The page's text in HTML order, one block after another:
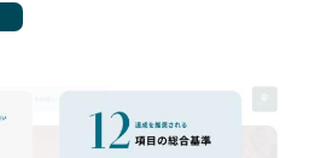
抱えていたり、またブリーダー
す。こうした問題は、消費者にと
ワンちゃん自身にとっても非常に